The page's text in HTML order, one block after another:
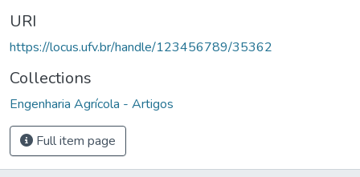
URI
https://locus.ufv.br/handle/123456789/35362
Collections
Engenharia Agrícola - Artigos
Full item page